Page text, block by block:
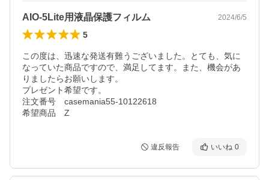
AIO-5Lite用液晶保護フィルム 2024/6/5
5
この度は、迅速な発送有難うございました。とても、気に
なっていた商品ですので、満足してます。また、機会があ
りましたらお願いします。
プレゼント希望です。
注文番号　casemania55-10122618
希望商品　Z
違反報告 いいね 0